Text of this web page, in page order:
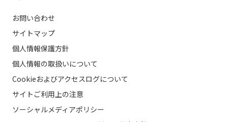
お問い合わせ
サイトマップ
個人情報保護方針
個人情報の取扱いについて
Cookieおよびアクセスログについて
サイトご利用上の注意
ソーシャルメディアポリシー